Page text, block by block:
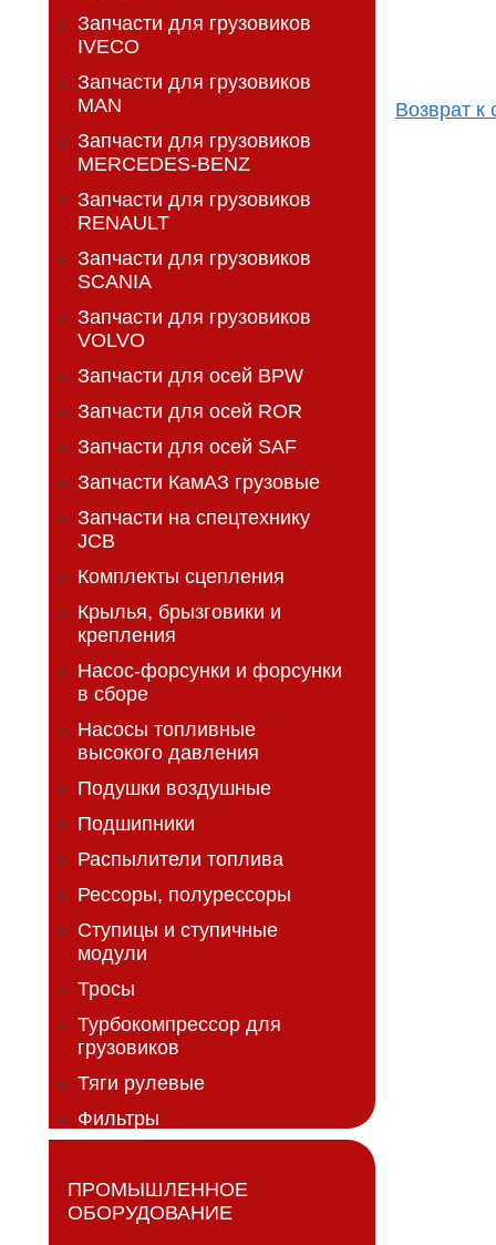
Запчасти для грузовиков
IVECO
Запчасти для грузовиков
MAN
Запчасти для грузовиков
MERCEDES-BENZ
Запчасти для грузовиков
RENAULT
Запчасти для грузовиков
SCANIA
Запчасти для грузовиков
VOLVO
Запчасти для осей BPW
Запчасти для осей ROR
Запчасти для осей SAF
Запчасти КамАЗ грузовые
Запчасти на спецтехнику
JCB
Комплекты сцепления
Крылья, брызговики и
крепления
Насос-форсунки и форсунки
в сборе
Насосы топливные
высокого давления
Подушки воздушные
Подшипники
Распылители топлива
Рессоры, полурессоры
Ступицы и ступичные
модули
Тросы
Турбокомпрессор для
грузовиков
Тяги рулевые
Фильтры
ПРОМЫШЛЕННОЕ
ОБОРУДОВАНИЕ
Возврат к